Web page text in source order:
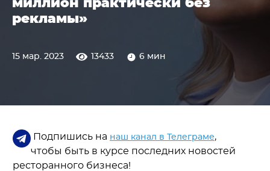
миллион практически без
рекламы»
15 мар. 2023 13433 6 мин
Подпишись на наш канал в Телеграме,
чтобы быть в курсе последних новостей
ресторанного бизнеса!